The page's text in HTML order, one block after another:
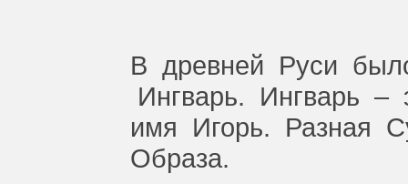
В древней Руси
Ингварь.
Ингварь –
имя
Игорь. Разная
Образа.